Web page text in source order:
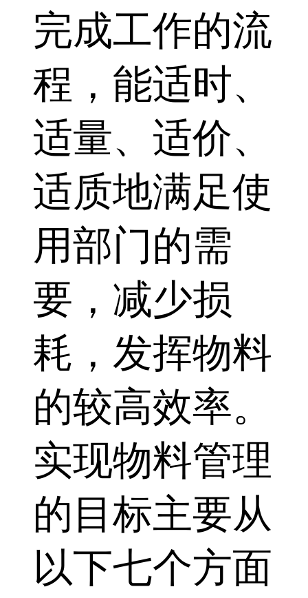
完成工作的流
程，能适时、
适量、适价、
适质地满足使
用部门的需
要，减少损
耗，发挥物料
的较高效率。
实现物料管理
的目标主要从
以下七个方面